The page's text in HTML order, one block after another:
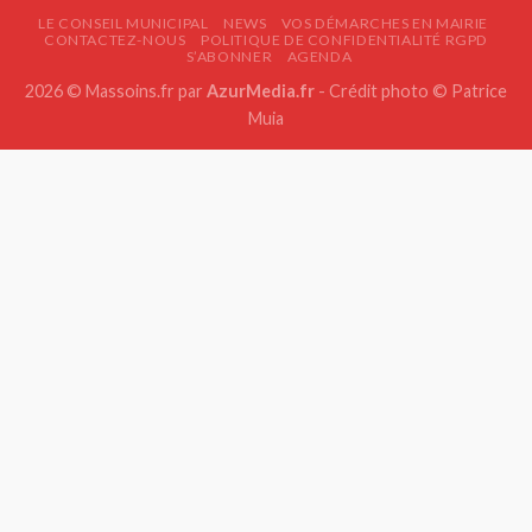
LE CONSEIL MUNICIPAL NEWS
VOS DÉMARCHES EN MAIRIE
CONTACTEZ-NOUS
POLITIQUE DE CONFIDENTIALITÉ RGPD
S’ABONNER
AGENDA
2026 © Massoins.fr par AzurMedia.fr - Crédit photo © Patrice
Muia